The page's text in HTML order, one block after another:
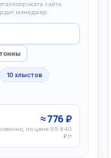
сайта.
менеджер.
тонны
10 хлыстов
≈ 776 ₽
по цене 69 840
₽/т